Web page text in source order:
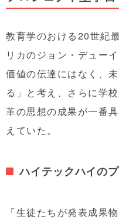
教育学のおける20世紀
リカのジョン・デュー
価値の伝達にはなく、
る」と考え、さらに学
革の思想の成果が一番
えていた。
ハイテックハイの
「生徒たちが発表成果